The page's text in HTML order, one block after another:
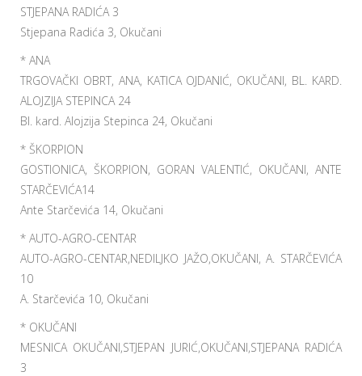
STJEPANA RADIĆA 3
Stjepana Radića 3, Okučani
* ANA
TRGOVAČKI OBRT, ANA, KATICA OJDANIĆ, OKUČANI, BL. KARD.
ALOJZIJA STEPINCA 24
Bl. kard. Alojzija Stepinca 24, Okučani
* ŠKORPION
GOSTIONICA, ŠKORPION, GORAN VALENTIĆ, OKUČANI, ANTE
STARČEVIĆA14
Ante Starčevića 14, Okučani
* AUTO-AGRO-CENTAR
AUTO-AGRO-CENTAR,NEDILJKO JAŽO,OKUČANI, A. STARČEVIĆA
10
A. Starčevića 10, Okučani
* OKUČANI
MESNICA OKUČANI,STJEPAN JURIĆ,OKUČANI,STJEPANA RADIĆA
3